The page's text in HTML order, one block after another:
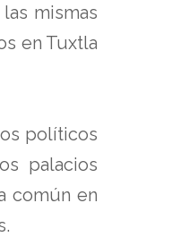
mismas
en Tuxtla
políticos
palacios
común en